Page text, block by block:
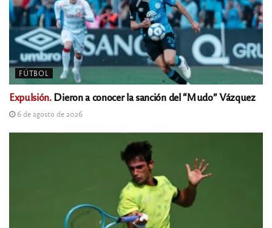
FÚTBOL
Expulsión.Dieron a conocer la sanción del “Mudo” Vázquez
6 de agosto de 2026